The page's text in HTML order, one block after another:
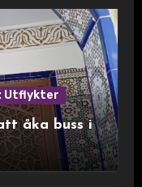
Utflykter
åka buss i